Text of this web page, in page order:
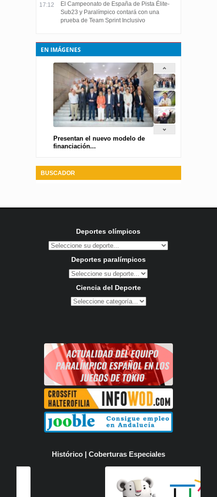
17:12
El Campeonato de España de Pista Élite-
Sub23 y Paralímpico contará con una
prueba de Team Sprint Inclusivo
EN IMÁGENES
Presentan el nuevo modelo de
financiación...
BUSCADOR
Deportes olímpicos
Deportes paralímpicos
Ciencia del Deporte
Histórico | Coberturas Especiales